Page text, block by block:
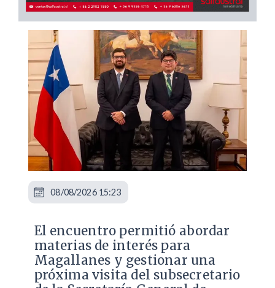
El encuentro permitió abordar
materias de interés para
Magallanes y gestionar una
próxima visita del subsecretario
08/08/2026 15:23